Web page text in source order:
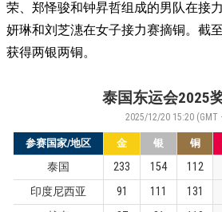
荣、郑怿骏和钟昇哲组成的男队在接
妍琳和刘芝潓在女子接力赛摘铜。截
获得两银两铜。